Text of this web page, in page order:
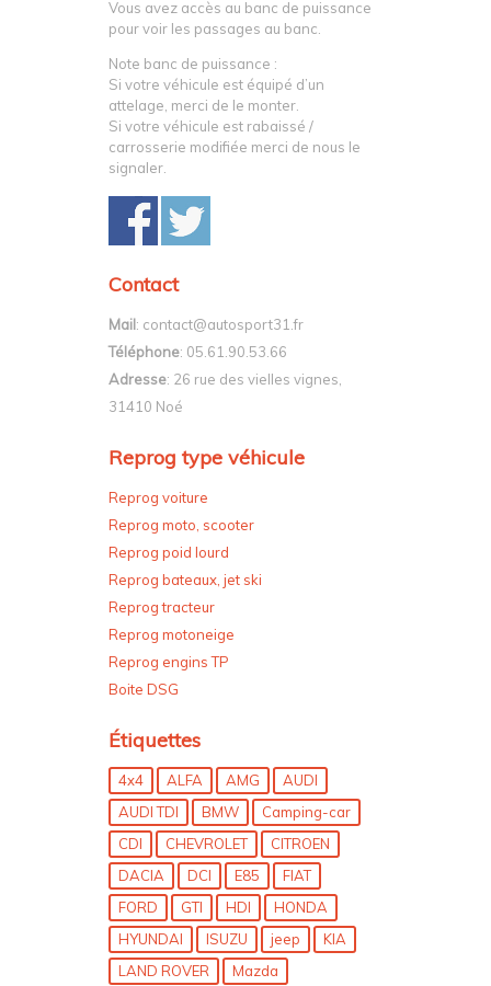
Vous avez accès au banc de puissance
pour voir les passages au banc.
Note banc de puissance :
Si votre véhicule est équipé d’un
attelage, merci de le monter.
Si votre véhicule est rabaissé /
carrosserie modifiée merci de nous le
signaler.
Contact
Mail: contact@autosport31.fr
Téléphone: 05.61.90.53.66
Adresse: 26 rue des vielles vignes,
31410 Noé
Reprog type véhicule
Reprog voiture
Reprog moto, scooter
Reprog poid lourd
Reprog bateaux, jet ski
Reprog tracteur
Reprog motoneige
Reprog engins TP
Boite DSG
Étiquettes
4x4 ALFA AMG
AUDI
AUDI TDI
BMW
Camping-car
CDI
CHEVROLET
CITROEN
DACIA
DCI E85
FIAT
FORD
GTI HDI
HONDA
HYUNDAI
ISUZU jeep
KIA
LAND ROVER
Mazda